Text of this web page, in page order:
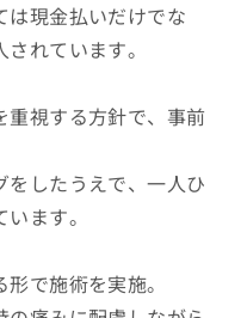
は現金払いだけでな
れています。
重視する方針で、事前
をしたうえで、一人ひ
ます。
で施術を実施。